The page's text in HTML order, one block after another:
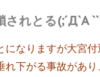
れとる(;´Д`A ```
になりますが大宮
れ下がる事故があ